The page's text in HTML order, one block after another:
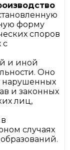
форму
споров
с
и иной
Оно
нарушенных
и законных
лиц,
случаях